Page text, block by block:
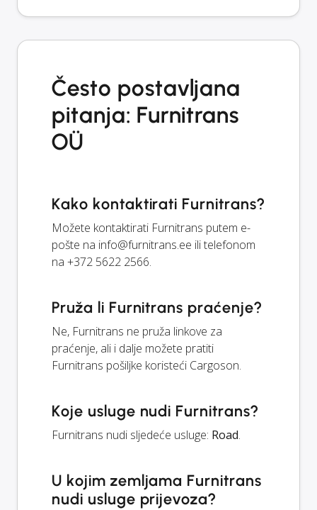
Često postavljana
pitanja: Furnitrans
OÜ
Kako kontaktirati Furnitrans?
Možete kontaktirati Furnitrans putem e-
pošte na info@furnitrans.ee ili telefonom
na +372 5622 2566.
Pruža li Furnitrans praćenje?
Ne, Furnitrans ne pruža linkove za
praćenje, ali i dalje možete pratiti
Furnitrans pošiljke koristeći Cargoson.
Koje usluge nudi Furnitrans?
Furnitrans nudi sljedeće usluge: Road.
U kojim zemljama Furnitrans
nudi usluge prijevoza?